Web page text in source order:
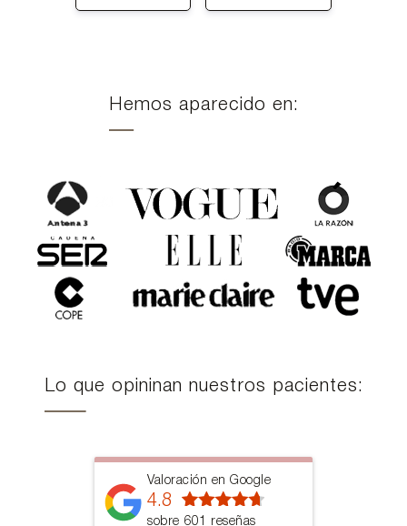
Hemos aparecido en:
Lo que opininan nuestros pacientes:
Valoración en Google
4.8
sobre 601 reseñas